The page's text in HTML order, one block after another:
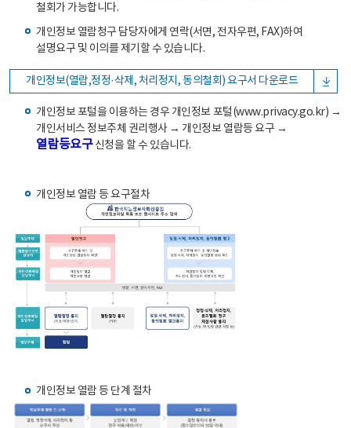
철회가 가능합니다.
개인정보 열람청구 담당자에게 연락(서면, 전자우편, FAX)하여
설명요구 및 이의를 제기할 수 있습니다.
개인정보(열람,정정·삭제, 처리정지, 동의철회) 요구서 다운로드
개인정보 포털을 이용하는 경우 개인정보 포털(www.privacy.go.kr) →
개인서비스 정보주체 권리행사 → 개인정보 열람등 요구 →
열람등요구신청을 할 수 있습니다.
개인정보 열람 등 요구절차
개인정보 열람 등 단계 절차